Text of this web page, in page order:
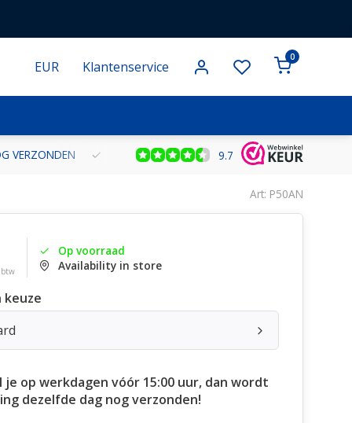
EUR Klantenservice
0
VERZONDEN GRATIS VERZENDING VANAF € 100 BINNEN
9.7
Art: P50AN
btw
Op voorraad
Availability in store
keuze
je op werkdagen vóór 15:00 uur, dan wordt
dezelfde dag nog verzonden!